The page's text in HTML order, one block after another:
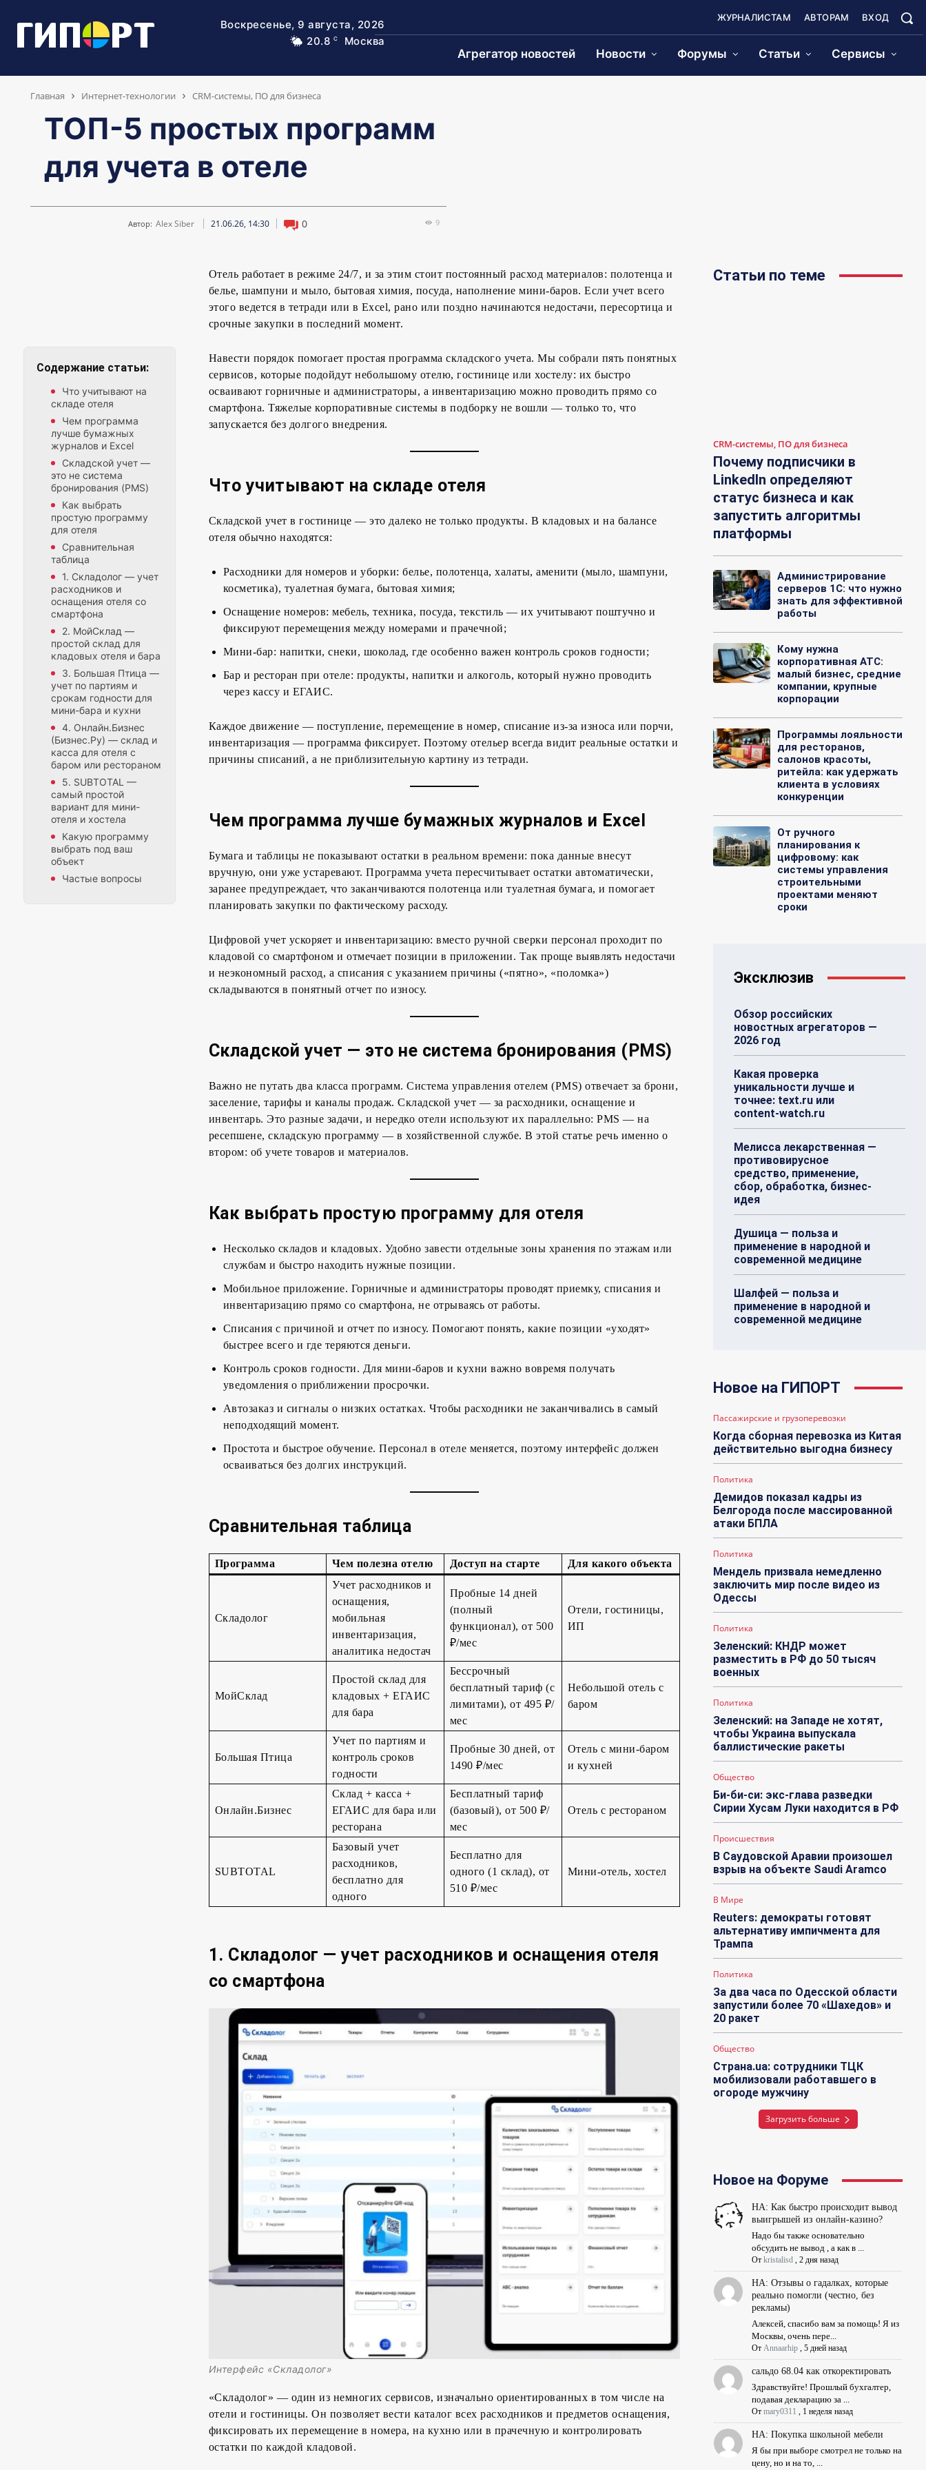
Воскресенье, 9 августа, 2026
20.8 C Москва
ЖУРНАЛИСТАМ АВТОРАМ ВХОД
Агрегатор новостей Новости Форумы Статьи Сервисы
Главная Интернет-технологии CRM-системы, ПО для бизнеса
ТОП-5 простых программ
для учета в отеле
Автор: Alex Siber 21.06.26, 14:30 0 9
Содержание статьи:
Что учитывают на
складе отеля
Чем программа
лучше бумажных
журналов и Excel
Складской учет —
это не система
бронирования (PMS)
Как выбрать
простую программу
для отеля
Сравнительная
таблица
1. Складолог — учет
расходников и
оснащения отеля со
смартфона
2. МойСклад —
простой склад для
кладовых отеля и бара
3. Большая Птица —
учет по партиям и
срокам годности для
мини-бара и кухни
4. Онлайн.Бизнес
(Бизнес.Ру) — склад и
касса для отеля с
баром или рестораном
5. SUBTOTAL —
самый простой
вариант для мини-
отеля и хостела
Какую программу
выбрать под ваш
объект
Частые вопросы
Отель работает в режиме 24/7, и за этим стоит постоянный расход материалов: полотенца и
белье, шампуни и мыло, бытовая химия, посуда, наполнение мини-баров. Если учет всего
этого ведется в тетради или в Excel, рано или поздно начинаются недостачи, пересортица и
срочные закупки в последний момент.
Навести порядок помогает простая программа складского учета. Мы собрали пять понятных
сервисов, которые подойдут небольшому отелю, гостинице или хостелу: их быстро
осваивают горничные и администраторы, а инвентаризацию можно проводить прямо со
смартфона. Тяжелые корпоративные системы в подборку не вошли — только то, что
запускается без долгого внедрения.
Что учитывают на складе отеля
Складской учет в гостинице — это далеко не только продукты. В кладовых и на балансе
отеля обычно находятся:
Расходники для номеров и уборки: белье, полотенца, халаты, аменити (мыло, шампуни,
косметика), туалетная бумага, бытовая химия;
Оснащение номеров: мебель, техника, посуда, текстиль — их учитывают поштучно и
фиксируют перемещения между номерами и прачечной;
Мини-бар: напитки, снеки, шоколад, где особенно важен контроль сроков годности;
Бар и ресторан при отеле: продукты, напитки и алкоголь, который нужно проводить
через кассу и ЕГАИС.
Каждое движение — поступление, перемещение в номер, списание из-за износа или порчи,
инвентаризация — программа фиксирует. Поэтому отельер всегда видит реальные остатки и
причины списаний, а не приблизительную картину из тетради.
Чем программа лучше бумажных журналов и Excel
Бумага и таблицы не показывают остатки в реальном времени: пока данные внесут
вручную, они уже устаревают. Программа учета пересчитывает остатки автоматически,
заранее предупреждает, что заканчиваются полотенца или туалетная бумага, и помогает
планировать закупки по фактическому расходу.
Цифровой учет ускоряет и инвентаризацию: вместо ручной сверки персонал проходит по
кладовой со смартфоном и отмечает позиции в приложении. Так проще выявлять недостачи
и неэкономный расход, а списания с указанием причины («пятно», «поломка»)
складываются в понятный отчет по износу.
Складской учет — это не система бронирования (PMS)
Важно не путать два класса программ. Система управления отелем (PMS) отвечает за брони,
заселение, тарифы и каналы продаж. Складской учет — за расходники, оснащение и
инвентарь. Это разные задачи, и нередко отели используют их параллельно: PMS — на
ресепшене, складскую программу — в хозяйственной службе. В этой статье речь именно о
втором: об учете товаров и материалов.
Как выбрать простую программу для отеля
Несколько складов и кладовых. Удобно завести отдельные зоны хранения по этажам или
службам и быстро находить нужные позиции.
Мобильное приложение. Горничные и администраторы проводят приемку, списания и
инвентаризацию прямо со смартфона, не отрываясь от работы.
Списания с причиной и отчет по износу. Помогают понять, какие позиции «уходят»
быстрее всего и где теряются деньги.
Контроль сроков годности. Для мини-баров и кухни важно вовремя получать
уведомления о приближении просрочки.
Автозаказ и сигналы о низких остатках. Чтобы расходники не заканчивались в самый
неподходящий момент.
Простота и быстрое обучение. Персонал в отеле меняется, поэтому интерфейс должен
осваиваться без долгих инструкций.
Сравнительная таблица
Программа Чем полезна отелю Доступ на старте Для какого объекта
Складолог
Учет расходников и
оснащения,
мобильная
инвентаризация,
аналитика недостач
Пробные 14 дней
(полный
функционал), от 500
₽/мес
Отели, гостиницы,
ИП
МойСклад
Простой склад для
кладовых + ЕГАИС
для бара
Бессрочный
бесплатный тариф (с
лимитами), от 495 ₽/
мес
Небольшой отель с
баром
Большая Птица
Учет по партиям и
контроль сроков
годности
Пробные 30 дней, от
1490 ₽/мес
Отель с мини-баром
и кухней
Онлайн.Бизнес
Склад + касса +
ЕГАИС для бара или
ресторана
Бесплатный тариф
(базовый), от 500 ₽/
мес
Отель с рестораном
SUBTOTAL
Базовый учет
расходников,
бесплатно для
одного
Бесплатно для
одного (1 склад), от
510 ₽/мес
Мини-отель, хостел
1. Складолог — учет расходников и оснащения отеля
со смартфона
Интерфейс «Складолог»
«Складолог» — один из немногих сервисов, изначально ориентированных в том числе на
отели и гостиницы. Он позволяет вести каталог всех расходников и предметов оснащения,
фиксировать их перемещение в номера, на кухню или в прачечную и контролировать
остатки по каждой кладовой.
Статьи по теме
CRM-системы, ПО для бизнеса
Почему подписчики в
LinkedIn определяют
статус бизнеса и как
запустить алгоритмы
платформы
Администрирование
серверов 1С: что нужно
знать для эффективной
работы
Кому нужна
корпоративная АТС:
малый бизнес, средние
компании, крупные
корпорации
Программы лояльности
для ресторанов,
салонов красоты,
ритейла: как удержать
клиента в условиях
конкуренции
От ручного
планирования к
цифровому: как
системы управления
строительными
проектами меняют
сроки
Эксклюзив
Обзор российских
новостных агрегаторов —
2026 год
Какая проверка
уникальности лучше и
точнее: text.ru или
content-watch.ru
Мелисса лекарственная —
противовирусное
средство, применение,
сбор, обработка, бизнес-
идея
Душица — польза и
применение в народной и
современной медицине
Шалфей — польза и
применение в народной и
современной медицине
Новое на ГИПОРТ
Пассажирские и грузоперевозки
Когда сборная перевозка из Китая
действительно выгодна бизнесу
Политика
Демидов показал кадры из
Белгорода после массированной
атаки БПЛА
Политика
Мендель призвала немедленно
заключить мир после видео из
Одессы
Политика
Зеленский: КНДР может
разместить в РФ до 50 тысяч
военных
Политика
Зеленский: на Западе не хотят,
чтобы Украина выпускала
баллистические ракеты
Общество
Би-би-си: экс-глава разведки
Сирии Хусам Луки находится в РФ
Происшествия
В Саудовской Аравии произошел
взрыв на объекте Saudi Aramco
В Мире
Reuters: демократы готовят
альтернативу импичмента для
Трампа
Политика
За два часа по Одесской области
запустили более 70 «Шахедов» и
20 ракет
Общество
Страна.ua: сотрудники ТЦК
мобилизовали работавшего в
огороде мужчину
Загрузить больше
Новое на Форуме
НА: Как быстро происходит вывод
выигрышей из онлайн-казино?
Надо бы также основательно
обсудить не вывод , а как в ...
От kristalisd, 2 дня назад
НА: Отзывы о гадалках, которые
реально помогли (честно, без
рекламы)
Алексей, спасибо вам за помощь! Я из
Москвы, очень пере...
От Annaarhip, 5 дней назад
сальдо 68.04 как откоректировать
Здравствуйте! Прошлый бухгалтер,
подавая декларацию за ...
От mary0311 , 1 неделя назад
НА: Покупка школьной мебели
Я бы при выборе смотрел не только на
цену, но и на то, ...